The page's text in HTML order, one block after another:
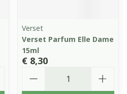
Verset
Verset Parfum Elle Dame
15ml
€ 8,30